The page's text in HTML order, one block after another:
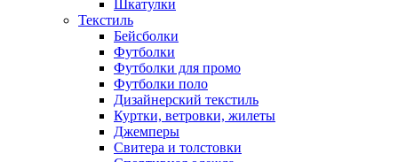
Шкатулки
Текстиль
Бейсболки
Футболки
Футболки для промо
Футболки поло
Дизайнерский текстиль
Куртки, ветровки, жилеты
Джемперы
Свитера и толстовки